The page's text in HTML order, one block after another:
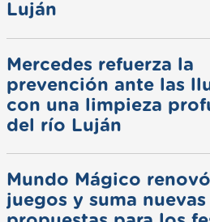
Luján
Mercedes refuerza la
prevención ante las
con una limpieza
del río Luján
Mundo Mágico
juegos y suma nuevas